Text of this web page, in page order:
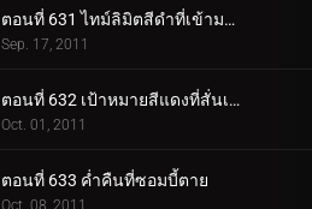
ตอนที่ 631 ไทม์ลิมิตสีดำที่เข้ามาใกล้
Sep. 17, 2011
ตอนที่ 632 เป้าหมายสีแดงที่สั่นเครือ
Oct. 01, 2011
ตอนที่ 633 ค่ำคืนที่ซอมบี้ตาย